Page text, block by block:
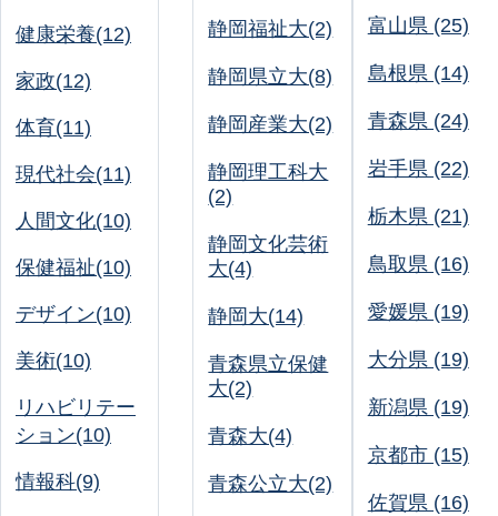
健康栄養(12)
家政(12)
体育(11)
現代社会(11)
人間文化(10)
保健福祉(10)
デザイン(10)
美術(10)
リハビリテー
ション(10)
情報科(9)
静岡福祉大(2)
静岡県立大(8)
静岡産業大(2)
静岡理工科大
(2)
静岡文化芸術
大(4)
静岡大(14)
青森県立保健
大(2)
青森大(4)
青森公立大(2)
富山県 (25)
島根県 (14)
青森県 (24)
岩手県 (22)
栃木県 (21)
鳥取県 (16)
愛媛県 (19)
大分県 (19)
新潟県 (19)
京都市 (15)
佐賀県 (16)